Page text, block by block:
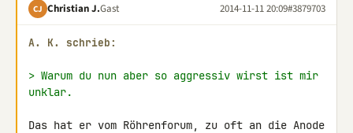
CJ Christian J.Gast 2014-11-11 20:09#3879703
A. K. schrieb:
> Warum du nun aber so aggressiv wirst ist mir
unklar.
Das hat er vom Röhrenforum, zu oft an die Anode